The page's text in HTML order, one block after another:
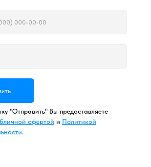
"Отправить" Вы предоставляете
офертой и Политикой